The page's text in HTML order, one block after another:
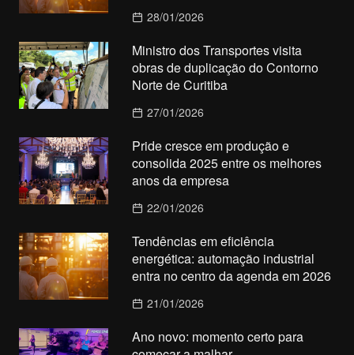
28/01/2026
Ministro dos Transportes visita
obras de duplicação do Contorno
Norte de Curitiba
27/01/2026
Pride cresce em produção e
consolida 2025 entre os melhores
anos da empresa
22/01/2026
Tendências em eficiência
energética: automação industrial
entra no centro da agenda em 2026
21/01/2026
Ano novo: momento certo para